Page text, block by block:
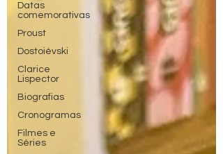
Datas
comemorativas
Proust
Dostoiévski
Clarice
Lispector
Biografias
Cronogramas
Filmes e
Séries